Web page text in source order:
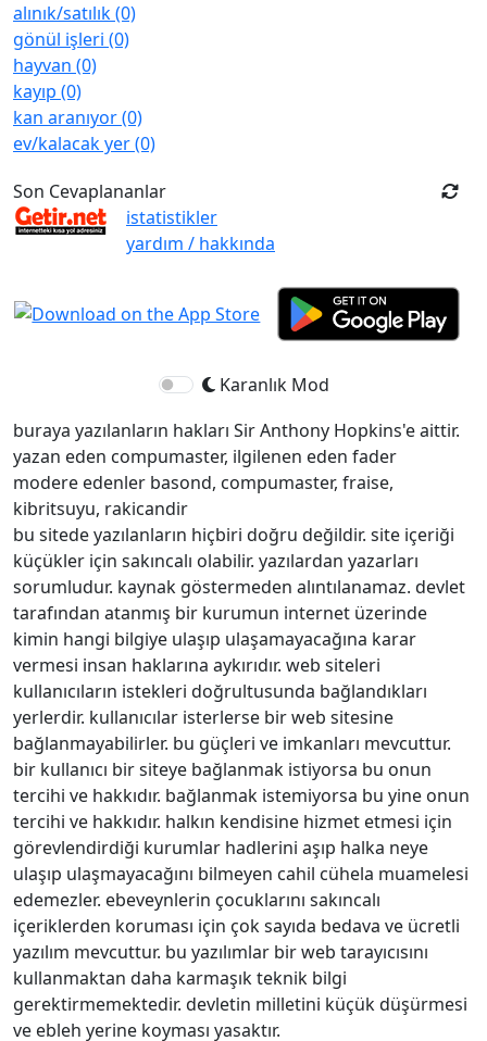
alınık/satılık (0)
gönül işleri (0)
hayvan (0)
kayıp (0)
kan aranıyor (0)
ev/kalacak yer (0)
Son Cevaplananlar
istatistikler
yardım / hakkında
Karanlık Mod
buraya yazılanların hakları Sir Anthony Hopkins'e aittir.
yazan eden compumaster, ilgilenen eden fader
modere edenler basond, compumaster, fraise,
kibritsuyu, rakicandir
bu sitede yazılanların hiçbiri doğru değildir. site içeriği
küçükler için sakıncalı olabilir. yazılardan yazarları
sorumludur. kaynak göstermeden alıntılanamaz. devlet
tarafından atanmış bir kurumun internet üzerinde
kimin hangi bilgiye ulaşıp ulaşamayacağına karar
vermesi insan haklarına aykırıdır. web siteleri
kullanıcıların istekleri doğrultusunda bağlandıkları
yerlerdir. kullanıcılar isterlerse bir web sitesine
bağlanmayabilirler. bu güçleri ve imkanları mevcuttur.
bir kullanıcı bir siteye bağlanmak istiyorsa bu onun
tercihi ve hakkıdır. bağlanmak istemiyorsa bu yine onun
tercihi ve hakkıdır. halkın kendisine hizmet etmesi için
görevlendirdiği kurumlar hadlerini aşıp halka neye
ulaşıp ulaşmayacağını bilmeyen cahil cühela muamelesi
edemezler. ebeveynlerin çocuklarını sakıncalı
içeriklerden koruması için çok sayıda bedava ve ücretli
yazılım mevcuttur. bu yazılımlar bir web tarayıcısını
kullanmaktan daha karmaşık teknik bilgi
gerektirmemektedir. devletin milletini küçük düşürmesi
ve ebleh yerine koyması yasaktır.